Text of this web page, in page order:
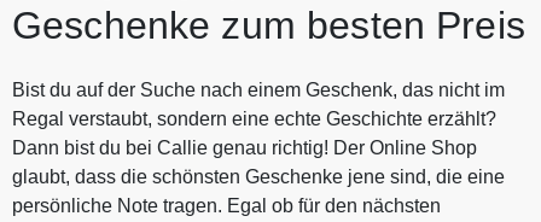
Geschenke zum besten Preis
Bist du auf der Suche nach einem Geschenk, das nicht im
Regal verstaubt, sondern eine echte Geschichte erzählt?
Dann bist du bei Callie genau richtig! Der Online Shop
glaubt, dass die schönsten Geschenke jene sind, die eine
persönliche Note tragen. Egal ob für den nächsten